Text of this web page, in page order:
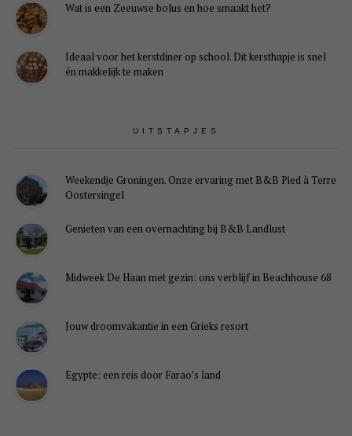
Wat is een Zeeuwse bolus en hoe smaakt het?
Ideaal voor het kerstdiner op school. Dit kersthapje is snel
én makkelijk te maken
UITSTAPJES
Weekendje Groningen. Onze ervaring met B&B Pied à Terre
Oostersingel
Genieten van een overnachting bij B&B Landlust
Midweek De Haan met gezin: ons verblijf in Beachhouse 68
Jouw droomvakantie in een Grieks resort
Egypte: een reis door Farao’s land